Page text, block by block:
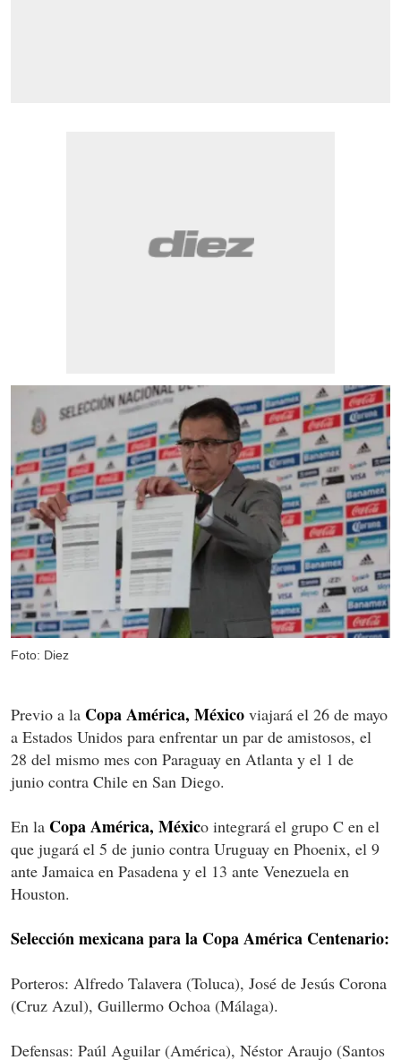
Foto: Diez
Previo a la Copa América, México viajará el 26 de mayo
a Estados Unidos para enfrentar un par de amistosos, el
28 del mismo mes con Paraguay en Atlanta y el 1 de
junio contra Chile en San Diego.
En la Copa América, México integrará el grupo C en el
que jugará el 5 de junio contra Uruguay en Phoenix, el 9
ante Jamaica en Pasadena y el 13 ante Venezuela en
Houston.
Selección mexicana para la Copa América Centenario:
Porteros: Alfredo Talavera (Toluca), José de Jesús Corona
(Cruz Azul), Guillermo Ochoa (Málaga).
Defensas: Paúl Aguilar (América), Néstor Araujo (Santos